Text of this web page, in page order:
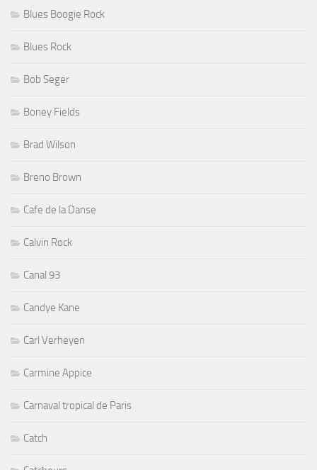
Blues Boogie Rock
Blues Rock
Bob Seger
Boney Fields
Brad Wilson
Breno Brown
Cafe de la Danse
Calvin Rock
Canal 93
Candye Kane
Carl Verheyen
Carmine Appice
Carnaval tropical de Paris
Catch